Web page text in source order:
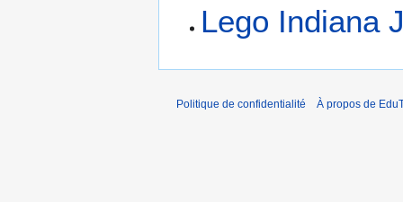
Lego Indiana
Politique de confidentialité À propos de